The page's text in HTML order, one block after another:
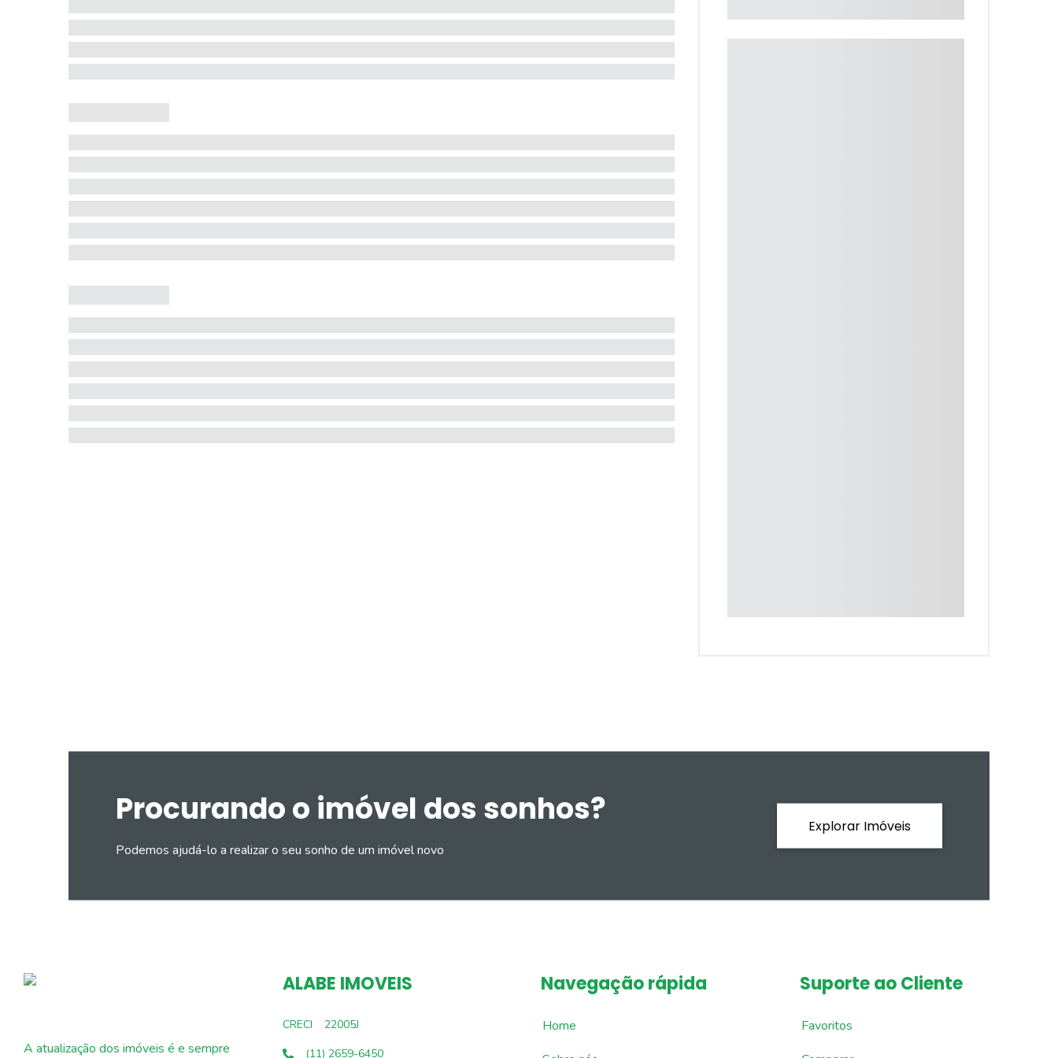
Procurando o imóvel dos sonhos?
Podemos ajudá-lo a realizar o seu sonho de um imóvel novo
Explorar Imóveis
A atualização dos imóveis é e sempre
ALABE IMOVEIS
CRECI
22005J
(11) 2659-6450
Navegação rápida
Home
Suporte ao Cliente
Favoritos